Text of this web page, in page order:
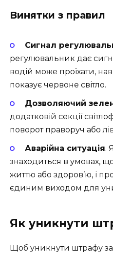
Винятки з правил
Сигнал
регулювальник дає
водій може проїхати,
показує червоне світло.
Дозволяючий
додатковій секції
поворот праворуч або
Аварійна ситуація.
знаходиться в умовах,
життю або здоров’ю, і
єдиним виходом для
Як уникнути
Щоб уникнути штрафу